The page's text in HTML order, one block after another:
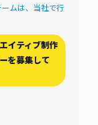
ムは、当社で行
イティブ制作
を募集して